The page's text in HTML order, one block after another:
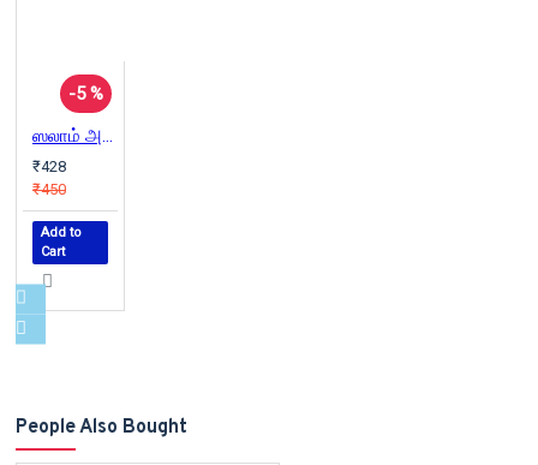
-5 %
ஸலாம் அலைக் (நாவல்)
₹428
₹450
Add to
Cart
People Also Bought